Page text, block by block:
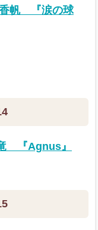
香帆 『涙の球
『Agnus』